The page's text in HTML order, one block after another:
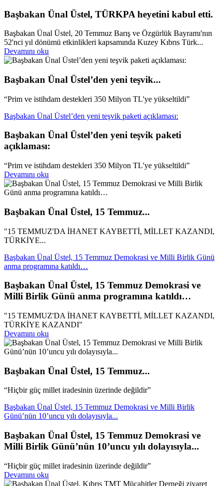
Başbakan Ünal Üstel, TÜRKPA heyetini kabul etti.
Başbakan Ünal Üstel, 20 Temmuz Barış ve Özgürlük Bayramı'nın
52'nci yıl dönümü etkinlikleri kapsamında Kuzey Kıbrıs Türk...
Devamını oku
Başbakan Ünal Üstel’den yeni teşvik...
“Prim ve istihdam destekleri 350 Milyon TL'ye yükseltildi”
Başbakan Ünal Üstel’den yeni teşvik paketi açıklaması:
Başbakan Ünal Üstel’den yeni teşvik paketi
açıklaması:
“Prim ve istihdam destekleri 350 Milyon TL'ye yükseltildi”
Devamını oku
Başbakan Ünal Üstel, 15 Temmuz...
"15 TEMMUZ'DA İHANET KAYBETTİ, MİLLET KAZANDI,
TÜRKİYE...
Başbakan Ünal Üstel, 15 Temmuz Demokrasi ve Milli Birlik Günü
anma programına katıldı…
Başbakan Ünal Üstel, 15 Temmuz Demokrasi ve
Milli Birlik Günü anma programına katıldı…
"15 TEMMUZ'DA İHANET KAYBETTİ, MİLLET KAZANDI,
TÜRKİYE KAZANDI"
Devamını oku
Başbakan Ünal Üstel, 15 Temmuz...
“Hiçbir güç millet iradesinin üzerinde değildir”
Başbakan Ünal Üstel, 15 Temmuz Demokrasi ve Milli Birlik
Günü’nün 10’uncu yılı dolayısıyla...
Başbakan Ünal Üstel, 15 Temmuz Demokrasi ve
Milli Birlik Günü’nün 10’uncu yılı dolayısıyla...
“Hiçbir güç millet iradesinin üzerinde değildir”
Devamını oku